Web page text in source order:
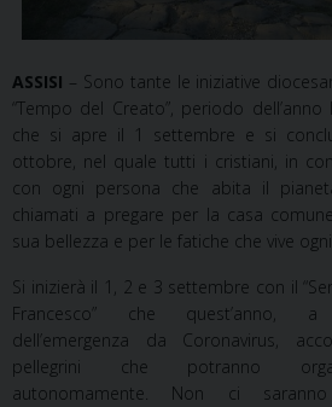
ASSISI – Sono tante le iniziative
“Tempo del Creato”, periodo dell’anno
che si apre il 1 settembre e si
ottobre, nel quale tutti i cristiani, in
con ogni persona che abita il
chiamati a pregare per la casa
sua bellezza e per le fatiche che vive
Si inizierà il 1, 2 e 3 settembre con il
Francesco” che quest’anno, a
dell’emergenza da Coronavirus,
pellegrini che potranno
autonomamente. Non ci